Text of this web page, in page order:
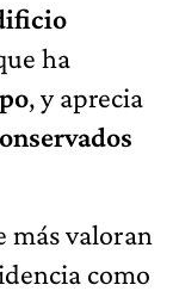
ha
, y aprecia
más valoran
como